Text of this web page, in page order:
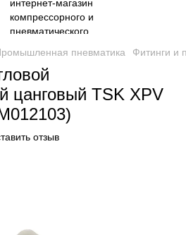
пневматика Фитинги и
цанговый TSK XPV
отзыв